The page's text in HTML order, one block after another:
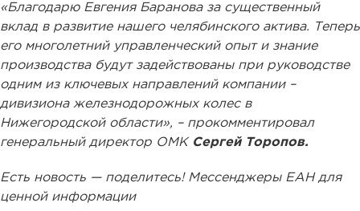
«Благодарю Евгения Баранова за существенный
вклад в развитие нашего челябинского актива. Теперь
его многолетний управленческий опыт и знание
производства будут задействованы при руководстве
одним из ключевых направлений компании –
дивизиона железнодорожных колес в
Нижегородской области», – прокомментировал
генеральный директор ОМК Сергей Торопов.
Есть новость — поделитесь! Мессенджеры ЕАН для
ценной информации